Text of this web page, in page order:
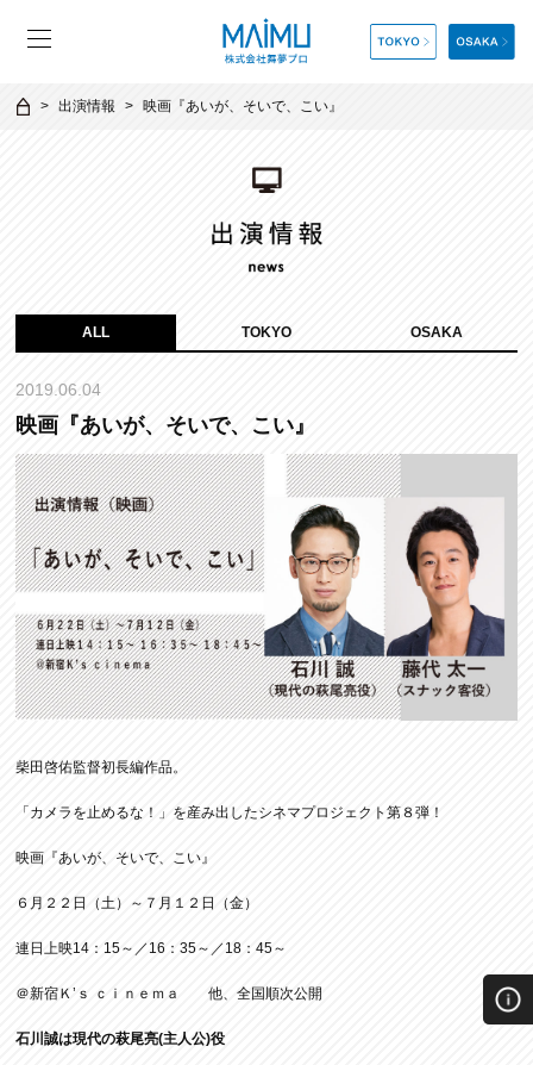
出演情報 映画『あいが、そいで、こい』
ALL TOKYO OSAKA
2019.06.04
映画『あいが、そいで、こい』
柴田啓佑監督初長編作品。
「カメラを止めるな！」を産み出したシネマプロジェクト第８弾！
映画『あいが、そいで、こい』
６月２２日（土）～７月１２日（金）
連日上映14：15～／16：35～／18：45～
＠新宿Ｋ’ｓ ｃｉｎｅｍａ 他、全国順次公開
石川誠は現代の萩尾亮(主人公)役